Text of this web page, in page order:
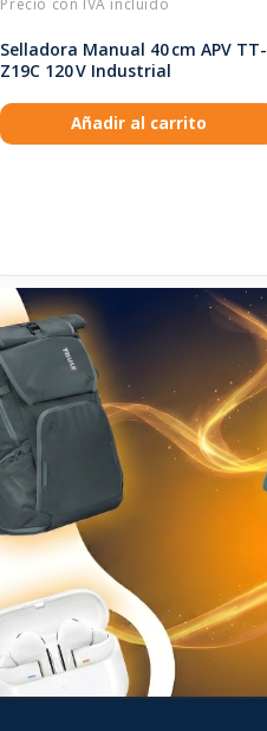
Selladora Manual 40 cm APV TT-
Z19C 120 V Industrial
Añadir al carrito